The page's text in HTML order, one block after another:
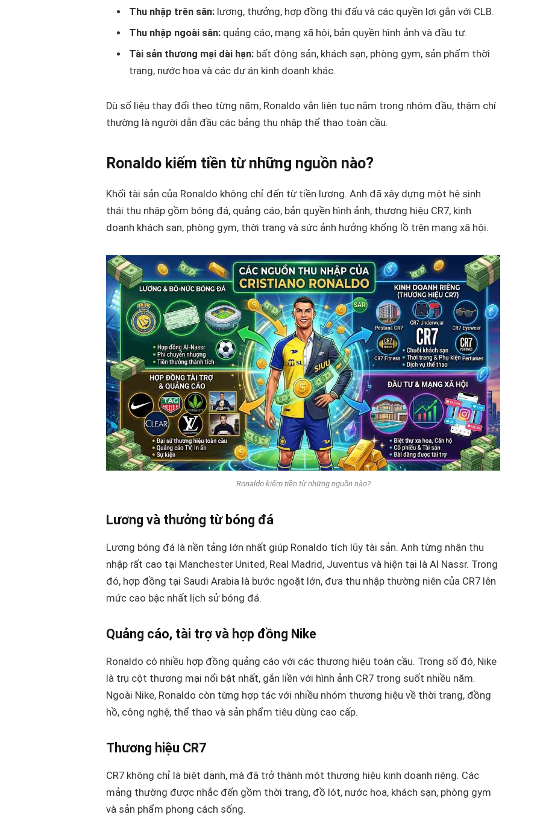
Thu nhập trên sân: lương, thưởng, hợp đồng thi đấu và các quyền lợi gắn với CLB.
Thu nhập ngoài sân: quảng cáo, mạng xã hội, bản quyền hình ảnh và đầu tư.
Tài sản thương mại dài hạn: bất động sản, khách sạn, phòng gym, sản phẩm thời
trang, nước hoa và các dự án kinh doanh khác.
Dù số liệu thay đổi theo từng năm, Ronaldo vẫn liên tục nằm trong nhóm đầu, thậm chí
thường là người dẫn đầu các bảng thu nhập thể thao toàn cầu.
Ronaldo kiếm tiền từ những nguồn nào?
Khối tài sản của Ronaldo không chỉ đến từ tiền lương. Anh đã xây dựng một hệ sinh
thái thu nhập gồm bóng đá, quảng cáo, bản quyền hình ảnh, thương hiệu CR7, kinh
doanh khách sạn, phòng gym, thời trang và sức ảnh hưởng khổng lồ trên mạng xã hội.
Ronaldo kiếm tiền từ những nguồn nào?
Lương và thưởng từ bóng đá
Lương bóng đá là nền tảng lớn nhất giúp Ronaldo tích lũy tài sản. Anh từng nhận thu
nhập rất cao tại Manchester United, Real Madrid, Juventus và hiện tại là Al Nassr. Trong
đó, hợp đồng tại Saudi Arabia là bước ngoặt lớn, đưa thu nhập thường niên của CR7 lên
mức cao bậc nhất lịch sử bóng đá.
Quảng cáo, tài trợ và hợp đồng Nike
Ronaldo có nhiều hợp đồng quảng cáo với các thương hiệu toàn cầu. Trong số đó, Nike
là trụ cột thương mại nổi bật nhất, gắn liền với hình ảnh CR7 trong suốt nhiều năm.
Ngoài Nike, Ronaldo còn từng hợp tác với nhiều nhóm thương hiệu về thời trang, đồng
hồ, công nghệ, thể thao và sản phẩm tiêu dùng cao cấp.
Thương hiệu CR7
CR7 không chỉ là biệt danh, mà đã trở thành một thương hiệu kinh doanh riêng. Các
mảng thường được nhắc đến gồm thời trang, đồ lót, nước hoa, khách sạn, phòng gym
và sản phẩm phong cách sống.